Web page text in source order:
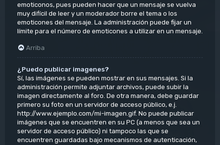
emoticonos, pues pueden hacer que un mensaje se vuelva
muy difícil de leer y un moderador borre el tema o los
emoticones del mensaje. La administración puede fijar un
límite para el número de emoticones a utilizar en un mensaje.
Arriba
¿Puedo publicar imagenes?
Sí, las imágenes se pueden mostrar en sus mensajes. Si la
administración permite adjuntar archivos, puede subir la
imagen directamente al foro. De otra manera, debe guardar
primero su foto en un servidor de acceso público, e.j.
http://www.ejemplo.com/mi-imagen.gif. No puede publicar
imágenes que se encuentren en su PC (a menos que sea un
servidor de acceso público) ni tampoco las que se
encuentren guardadas bajo mecanismos de autenticación,